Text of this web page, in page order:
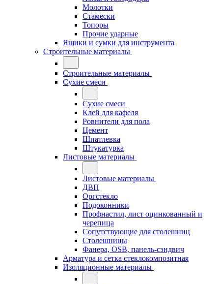
Молотки
Стамески
Топоры
Прочие ударные
Ящики и сумки для инструмента
Строительные материалы
Строительные материалы
Сухие смеси
Сухие смеси
Клей для кафеля
Ровнители для пола
Цемент
Шпатлевка
Штукатурка
Листовые материалы
Листовые материалы
ДВП
Оргстекло
Подоконники
Профнастил, лист оцинкованный и
черепица
Сопутствующие для столешниц
Столешницы
Фанера, OSB, панель-сэндвич
Арматура и сетка стеклокомпозитная
Изоляционные материалы